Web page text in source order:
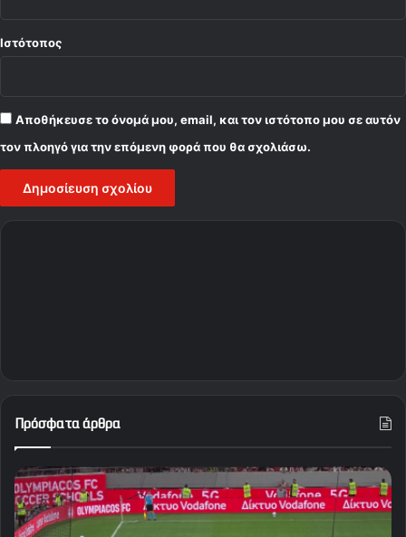
Ιστότοπος
Αποθήκευσε το όνομά μου, email, και τον ιστότοπο μου σε αυτόν
τον πλοηγό για την επόμενη φορά που θα σχολιάσω.
Πρόσφατα άρθρα